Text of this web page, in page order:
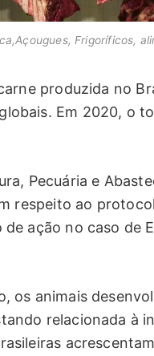
Frigoríficos,
produzida no
Em 2020, o
Pecuária e
respeito ao
ação no caso de
os animais
relacionada à